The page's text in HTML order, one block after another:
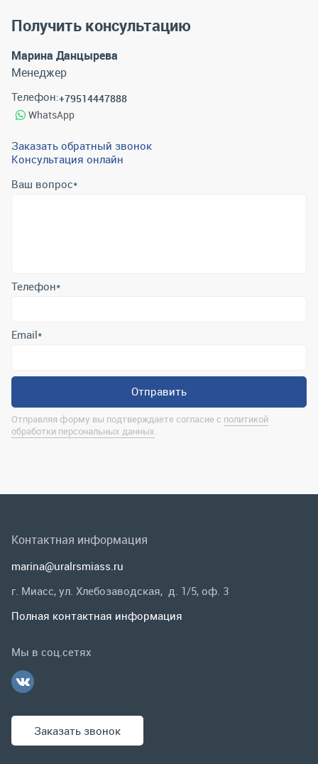
Получить консультацию
Марина Данцырева
Менеджер
Телефон:+79514447888
WhatsApp
Заказать обратный звонок
Консультация онлайн
Ваш вопрос*
Отправляя форму вы подтверждаете согласие с
Спецпредложения
Гарантии и возврат
Контактная информация
marina@uralrsmiass.ru
Заказать звонок